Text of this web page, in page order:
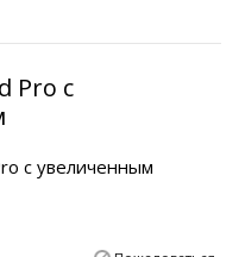
Pro с
с увеличенным